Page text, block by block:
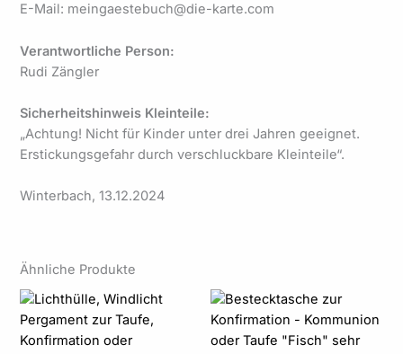
E-Mail: meingaestebuch@die-karte.com
Verantwortliche Person:
Rudi Zängler
Sicherheitshinweis Kleinteile:
„Achtung! Nicht für Kinder unter drei Jahren geeignet.
Erstickungsgefahr durch verschluckbare Kleinteile“.
Winterbach, 13.12.2024
Ähnliche Produkte
Preisspanne:
bis
57,00 €
Preisspanne:
bis
105,00 €